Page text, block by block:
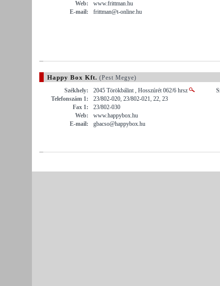
Web:
www.frittman.hu
E-mail:
frittman@t-online.hu
Happy Box Kft. (Pest Megye)
Székhely:
2045 Törökbálint , Hosszúrét 062/6 hrsz
Telefonszám 1:
23/802-020, 23/802-021, 22, 23
Fax 1:
23/802-030
Web:
www.happybox.hu
E-mail:
gbacso@happybox.hu